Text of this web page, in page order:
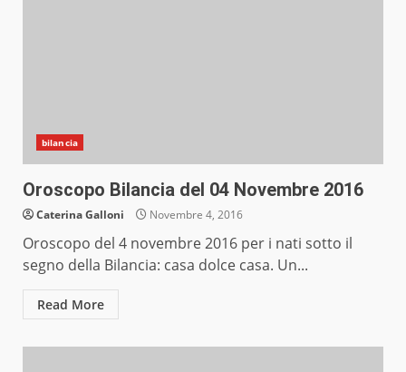
bilancia
Oroscopo Bilancia del 04 Novembre 2016
Caterina Galloni Novembre 4, 2016
Oroscopo del 4 novembre 2016 per i nati sotto il
segno della Bilancia: casa dolce casa. Un...
Read More